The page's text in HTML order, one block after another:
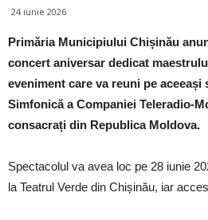
24 iunie 2026
Primăria Municipiului Chișinău
concert aniversar dedicat
eveniment care va reuni pe aceeași
Simfonică a Companiei Teleradio-
consacrați din Republica Moldova.
Spectacolul va avea loc pe 28 iunie
la Teatrul Verde din Chișinău, iar